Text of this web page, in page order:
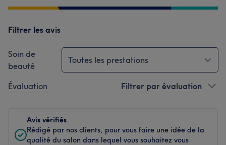
Filtrer les avis
Soin de
beauté
Toutes les prestations
Évaluation Filtrer par évaluation
Avis vérifiés
Rédigé par nos clients, pour vous faire une idée de la
qualité du salon dans lequel vous souhaitez vous